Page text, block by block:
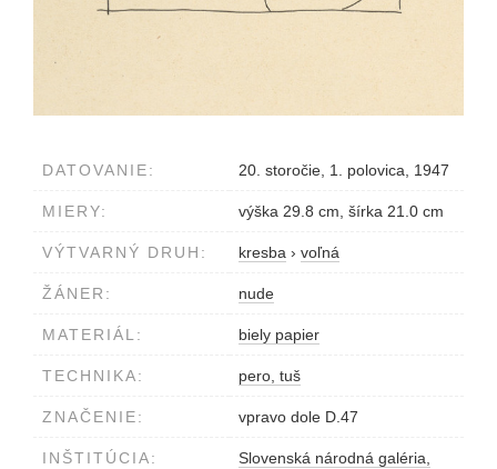
DATOVANIE: 20. storočie, 1. polovica, 1947
MIERY: výška 29.8 cm, šírka 21.0 cm
VÝTVARNÝ DRUH: kresba › voľná
ŽÁNER: nude
MATERIÁL: biely papier
TECHNIKA: pero, tuš
ZNAČENIE: vpravo dole D.47
INŠTITÚCIA:
Slovenská národná galéria,